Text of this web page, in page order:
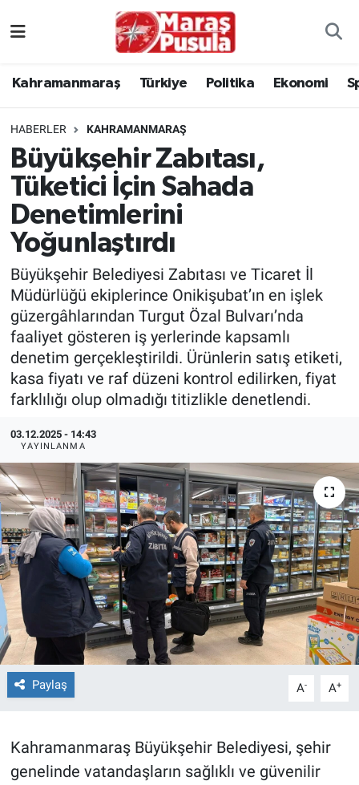
Kahramanmaraş Türkiye Politika Ekonomi
HABERLER KAHRAMANMARAŞ
Büyükşehir Zabıtası,
Tüketici İçin Sahada
Denetimlerini
Yoğunlaştırdı
Büyükşehir Belediyesi Zabıtası ve Ticaret İl
Müdürlüğü ekiplerince Onikişubat’ın en işlek
güzergâhlarından Turgut Özal Bulvarı’nda
faaliyet gösteren iş yerlerinde kapsamlı
denetim gerçekleştirildi. Ürünlerin satış etiketi,
kasa fiyatı ve raf düzeni kontrol edilirken, fiyat
farklılığı olup olmadığı titizlikle denetlendi.
03.12.2025 - 14:43
YAYINLANMA
Paylaş A- A+
Kahramanmaraş Büyükşehir Belediyesi, şehir
genelinde vatandaşların sağlıklı ve güvenilir
Politika
Ekonomi
Spor
Kültür Sanat
Sağlık
TEKNOLOJİ
Dünya
İlçeler
MAGAZİN
Bilim, Teknoloji
ASAYİŞ
ÇEVRE
HABERDE İNSAN
BİLİM VE TEKNOLOJİ
İstanbul Namaz Vakitleri
İstanbul Trafik Yoğunluk Haritası
Süper Lig Puan Durumu ve Fikstür
Tüm Manşetler
Son Dakika Haberleri
Haber Arşivi